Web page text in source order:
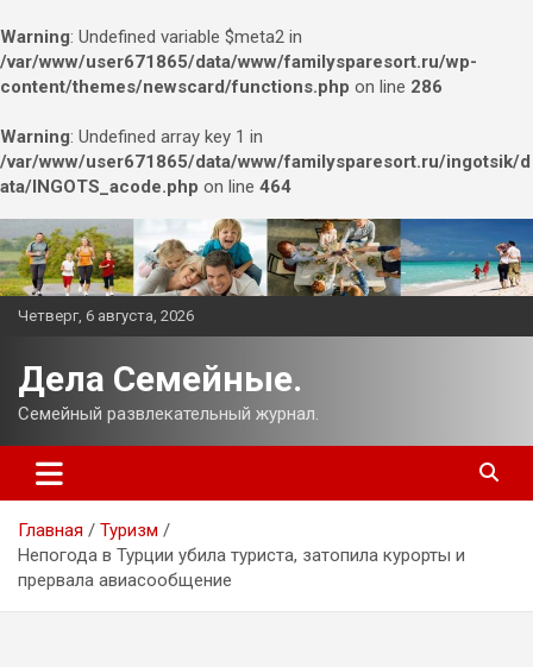
Warning: Undefined variable $meta2 in
/var/www/user671865/data/www/familysparesort.ru/wp-
content/themes/newscard/functions.php on line 286
Warning: Undefined array key 1 in
/var/www/user671865/data/www/familysparesort.ru/ingotsik/d
ata/INGOTS_acode.php on line 464
Перейти
к
содержимому
Четверг, 6 августа, 2026
Дела Семейные.
Семейный развлекательный журнал.
Главная
Туризм
Непогода в Турции убила туриста, затопила курорты и
прервала авиасообщение